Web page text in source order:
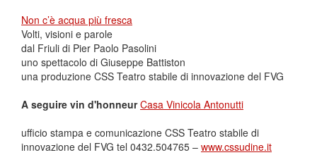
Non c’è acqua più fresca
Volti, visioni e parole
dal Friuli di Pier Paolo Pasolini
uno spettacolo di Giuseppe Battiston
una produzione CSS Teatro stabile di innovazione del FVG
A seguire vin d'honneurCasa Vinicola Antonutti
ufficio stampa e comunicazione CSS Teatro stabile di
innovazione del FVG tel 0432.504765 – www.cssudine.it